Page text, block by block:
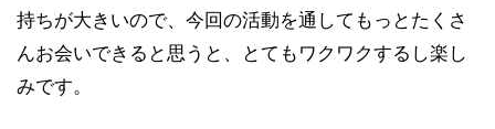
持ちが大きいので、今回の活動を通してもっとたくさ
んお会いできると思うと、とてもワクワクするし楽し
みです。